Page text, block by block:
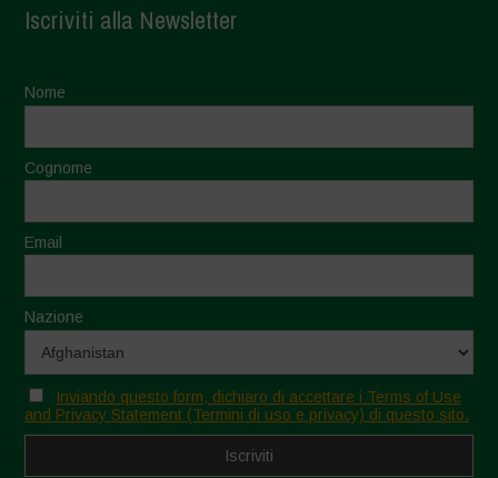
Iscriviti alla Newsletter
Nome
Cognome
Email
Nazione
Inviando questo form, dichiaro di accettare i Terms of Use
and Privacy Statement (Termini di uso e privacy) di questo sito.